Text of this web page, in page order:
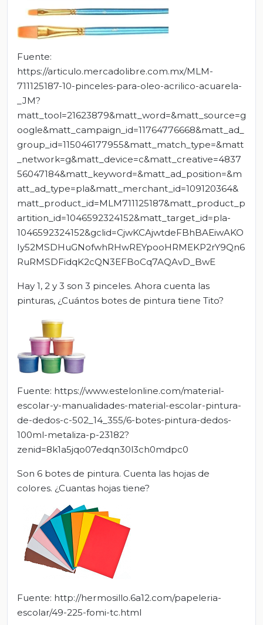
Fuente:
https://articulo.mercadolibre.com.mx/MLM-
711125187-10-pinceles-para-oleo-acrilico-acuarela-
_JM?
matt_tool=21623879&matt_word=&matt_source=g
oogle&matt_campaign_id=11764776668&matt_ad_
group_id=115046177955&matt_match_type=&matt
_network=g&matt_device=c&matt_creative=4837
56047184&matt_keyword=&matt_ad_position=&m
att_ad_type=pla&matt_merchant_id=109120364&
matt_product_id=MLM711125187&matt_product_p
artition_id=1046592324152&matt_target_id=pla-
1046592324152&gclid=CjwKCAjwtdeFBhBAEiwAKO
Iy52MSDHuGNofwhRHwREYpooHRMEKP2rY9Qn6
RuRMSDFidqK2cQN3EFBoCq7AQAvD_BwE
Hay 1, 2 y 3 son 3 pinceles. Ahora cuenta las
pinturas, ¿Cuántos botes de pintura tiene Tito?
Fuente: https://www.estelonline.com/material-
escolar-y-manualidades-material-escolar-pintura-
de-dedos-c-502_14_355/6-botes-pintura-dedos-
100ml-metaliza-p-23182?
zenid=8k1a5jqo07edqn30l3ch0mdpc0
Son 6 botes de pintura. Cuenta las hojas de
colores. ¿Cuantas hojas tiene?
Fuente: http://hermosillo.6a12.com/papeleria-
escolar/49-225-fomi-tc.html